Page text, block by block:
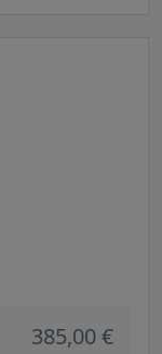
385,00 €